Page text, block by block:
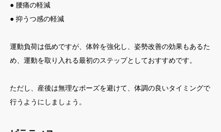
● 腰痛の軽減
● 抑うつ感の軽減
運動負荷は低めですが、体幹を強化し、姿勢改善の効果もあるた
め、運動を取り入れる最初のステップとしておすすめです。
ただし、産後は無理なポーズを避けて、体調の良いタイミングで
行うようにしましょう。